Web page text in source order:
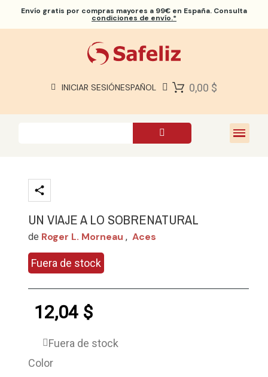
Envío gratis por compras mayores a 99€ en España. Consulta
condiciones de envío.*
INICIAR SESIÓNESPAÑOL 0,00 $
UN VIAJE A LO SOBRENATURAL
de Roger L. Morneau , Aces
Fuera de stock
12,04 $
Fuera de stock
Color